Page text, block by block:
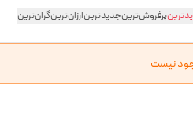
پرفروش‌ترینجدیدترینارزان‌ترینگران‌ترین
نیست